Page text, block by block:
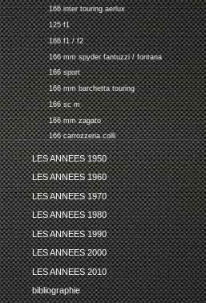
166 inter touring aerlux
125 f1
166 f1 / f2
166 mm spyder fantuzzi / fontana
166 sport
166 mm barchetta touring
166 sc m
166 mm zagato
166 carrozzeria colli
LES ANNEES 1950
LES ANNEES 1960
LES ANNEES 1970
LES ANNEES 1980
LES ANNEES 1990
LES ANNEES 2000
LES ANNEES 2010
bibliographie